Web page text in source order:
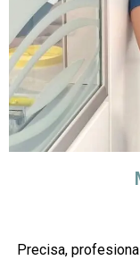
Precisa,